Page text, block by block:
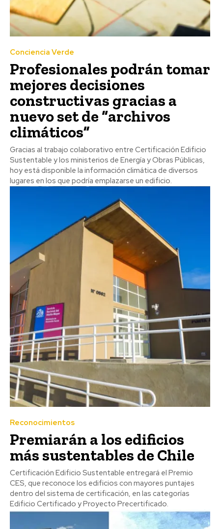
Conciencia Verde
Profesionales podrán tomar
mejores decisiones
constructivas gracias a
nuevo set de “archivos
climáticos”
Gracias al trabajo colaborativo entre Certificación Edificio
Sustentable y los ministerios de Energía y Obras Públicas,
hoy está disponible la información climática de diversos
lugares en los que podría emplazarse un edificio.
Reconocimientos
Premiarán a los edificios
más sustentables de Chile
Certificación Edificio Sustentable entregará el Premio
CES, que reconoce los edificios con mayores puntajes
dentro del sistema de certificación, en las categorías
Edificio Certificado y Proyecto Precertificado.